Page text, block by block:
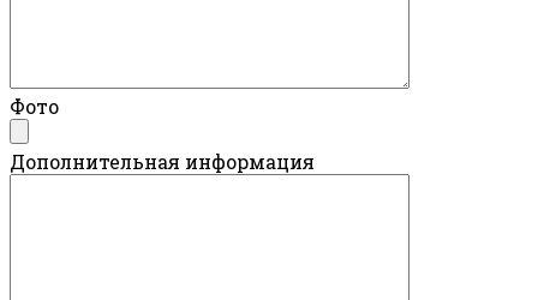
Фото
Дополнительная информация